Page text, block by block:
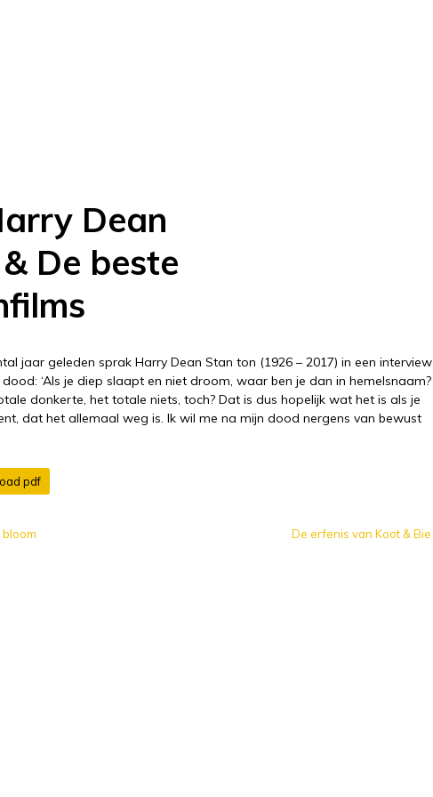
Dean
De beste
jaar geleden sprak Harry Dean Stan­ ton (1926­ – 2017) in een interview
‘Als je diep slaapt en niet droom, waar ben je dan in hemelsnaam?
donkerte, het totale niets, toch? Dat is dus hopelijk wat het is als je
dat het allemaal weg is. Ik wil me na mijn dood nergens van bewust
pdf
bloom De erfenis van Koot & Bie